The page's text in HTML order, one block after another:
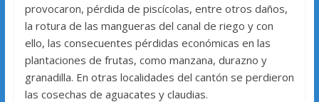
provocaron, pérdida de piscícolas, entre otros daños,
la rotura de las mangueras del canal de riego y con
ello, las consecuentes pérdidas económicas en las
plantaciones de frutas, como manzana, durazno y
granadilla. En otras localidades del cantón se perdieron
las cosechas de aguacates y claudias.